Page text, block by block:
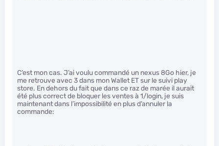
C’est mon cas. J’ai voulu commandé un nexus 8Go hier, je
me retrouve avec 3 dans mon Wallet ET sur le suivi play
store. En dehors du fait que dans ce raz de marée il aurait
été plus correct de bloquer les ventes à 1/login, je suis
maintenant dans l’impossibilité en plus d’annuler la
commande: